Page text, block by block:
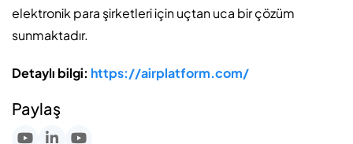
elektronik para şirketleri için uçtan uca bir çözüm
sunmaktadır.
Detaylı bilgi: https://airplatform.com/
Paylaş